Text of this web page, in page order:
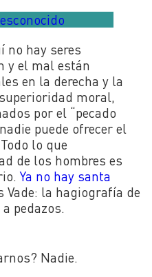
no hay seres
y el mal están
en la derecha y la
moral,
por el “pecado
puede ofrecer el
lo que
de los hombres es
Ya no hay santa
Vade: la hagiografía de
pedazos.
Nadie.